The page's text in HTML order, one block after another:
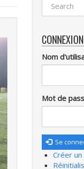
Nom
Mot de
Se
Créer